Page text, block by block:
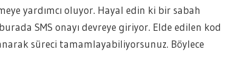
yardımcı oluyor. Hayal edin ki bir sabah
SMS onayı devreye giriyor. Elde edilen kod
süreci tamamlayabiliyorsunuz. Böylece